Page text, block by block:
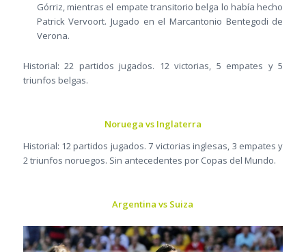
Górriz, mientras el empate transitorio belga lo había hecho
Patrick Vervoort. Jugado en el Marcantonio Bentegodi de
Verona.
Historial: 22 partidos jugados. 12 victorias, 5 empates y 5
triunfos belgas.
Noruega vs Inglaterra
Historial: 12 partidos jugados. 7 victorias inglesas, 3 empates y
2 triunfos noruegos. Sin antecedentes por Copas del Mundo.
Argentina vs Suiza